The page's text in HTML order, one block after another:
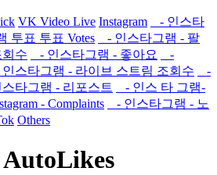
VK Video Live Instagram
- 인스타
투표 투표 Votes
- 인스타그램 - 팔
수 - 인스타그램 - 좋아요
-
스타그램 - 라이브 스트림 조회수
-
타그램 - 리포스트
- 인스 타 그램-
- Complaints
- 인스타그램 - 노
Others